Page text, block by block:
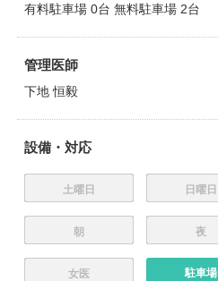
有料駐車場 0台 無料駐車場 2台
管理医師
下地 恒毅
設備・対応
土曜日 日曜日
朝 夜
女医 駐車場